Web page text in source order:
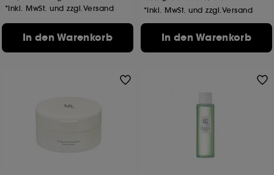
*Inkl. MwSt. und zzgl.Versand
In den Warenkorb
*Inkl. MwSt. und zzgl.Versand
In den Warenkorb